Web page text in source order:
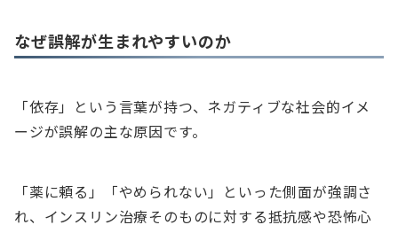
なぜ誤解が生まれやすいのか
「依存」という言葉が持つ、ネガティブな社会的イメ
ージが誤解の主な原因です。
「薬に頼る」「やめられない」といった側面が強調さ
れ、インスリン治療そのものに対する抵抗感や恐怖心